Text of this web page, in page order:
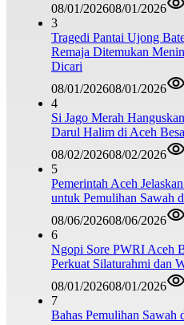
08/01/202608/01/2026
3
Tragedi Pantai Ujong
Remaja Ditemukan
Dicari
08/01/202608/01/2026
4
Si Jago Merah
Darul Halim di Aceh
08/02/202608/02/2026
5
Pemerintah Aceh
untuk Pemulihan Sawah
08/06/202608/06/2026
6
Ngopi Sore PWRI Aceh
Perkuat Silaturahmi dan
08/01/202608/01/2026
7
Bahas Pemulihan Sawah